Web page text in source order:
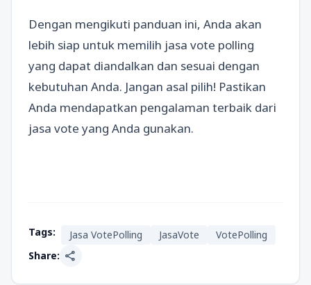
Dengan mengikuti panduan ini, Anda akan
lebih siap untuk memilih jasa vote polling
yang dapat diandalkan dan sesuai dengan
kebutuhan Anda. Jangan asal pilih! Pastikan
Anda mendapatkan pengalaman terbaik dari
jasa vote yang Anda gunakan.
Tags: Jasa VotePolling JasaVote
VotePolling
Share: share